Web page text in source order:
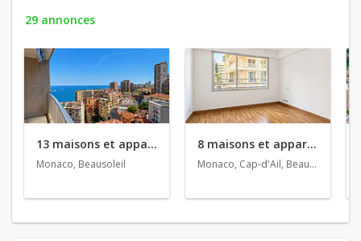
29 annonces
13 maisons et appartements en vente
Monaco, Beausoleil
8 maisons et appartements en location
Monaco, Cap-d'Ail, Beausoleil